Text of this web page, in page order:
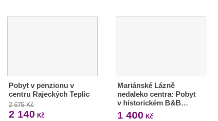
Pobyt v penzionu v
centru Rajeckých Teplic
2 675 Kč
2 140 Kč
Mariánské Lázně
nedaleko centra: Pobyt
v historickém B&B…
1 400 Kč